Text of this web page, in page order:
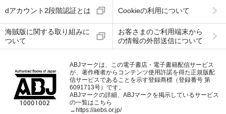
dアカウント2段階認証とは Cookieの利用について
海賊版に関する取り組みに
ついて
お客さまのご利用端末から
の情報の外部送信について
ABJマークは、この電子書店・電子書籍配信サービス
が、著作権者からコンテンツ使用許諾を得た正規版配
信サービスであることを示す登録商標（登録番号 第
6091713号）です。
ABJマークの詳細、ABJマークを掲示しているサービス
の一覧はこちら
→https://aebs.or.jp/